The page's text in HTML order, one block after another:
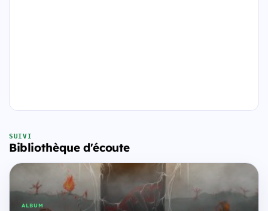
SUIVI
Bibliothèque d'écoute
ALBUM